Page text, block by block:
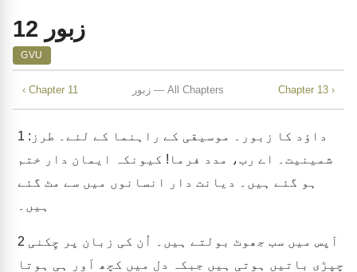
زبور 12
GVU
‹ Chapter 11 زبور — All Chapters Chapter 13 ›
1
شمینیت۔ اے رب، مدد فرما! کیونکہ ایمان دار ختم
ہو گئے ہیں۔ دیانت دار انسانوں میں سے مٹ گئے
ہیں۔
2
چپڑی باتیں ہوتی ہیں جبکہ دل میں کچھ اَور ہی ہوتا